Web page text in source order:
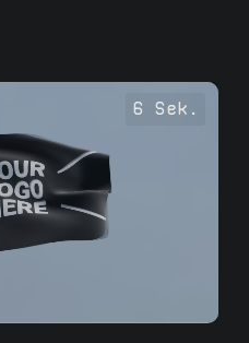
6 Sek.